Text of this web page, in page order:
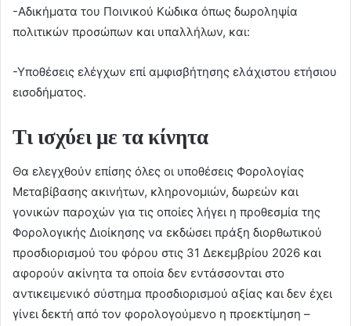
-Αδικήματα του Ποινικού Κώδικα όπως δωροληψία
πολιτικών προσώπων και υπαλλήλων, και:
-Υποθέσεις ελέγχων επί αμφισβήτησης ελάχιστου ετήσιου
εισοδήματος.
Τι ισχύει με τα κίνητα
Θα ελεγχθούν επίσης όλες οι υποθέσεις Φορολογίας
Μεταβίβασης ακινήτων, κληρονομιών, δωρεών και
γονικών παροχών για τις οποίες λήγει η προθεσμία της
Φορολογικής Διοίκησης να εκδώσει πράξη διορθωτικού
προσδιορισμού του φόρου στις 31 Δεκεμβρίου 2026 και
αφορούν ακίνητα τα οποία δεν εντάσσονται στο
αντικειμενικό σύστημα προσδιορισμού αξίας και δεν έχει
γίνει δεκτή από τον φορολογούμενο η προεκτίμηση –